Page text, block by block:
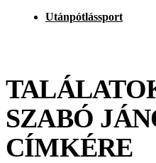
Utánpótlássport
SZABÓ
CÍMKÉRE